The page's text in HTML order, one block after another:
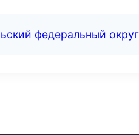
федеральный округ